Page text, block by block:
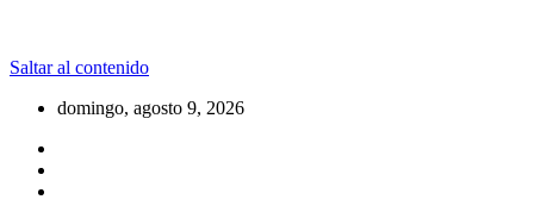
Saltar al contenido
domingo, agosto 9, 2026